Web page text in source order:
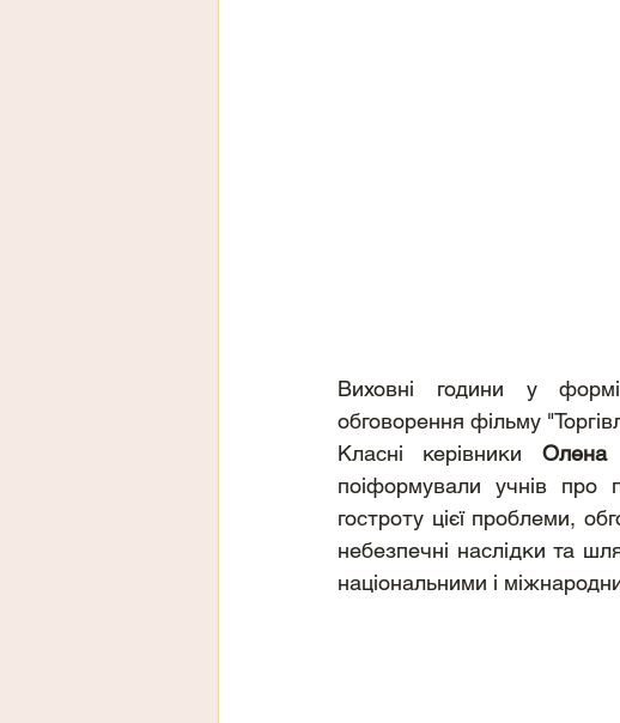
Виховні години у формі
обговорення фільму
Класні керівники Олена
поіформували учнів про
гостроту цієї проблеми,
небезпечні наслідки та
національними і